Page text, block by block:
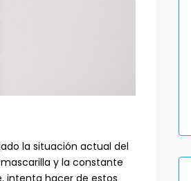
la situación actual del
y la constante